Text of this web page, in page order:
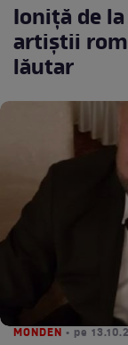
Ioniţă de
artiştii
lăutar
MONDEN • pe